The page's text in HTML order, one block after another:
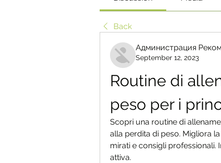
Back
Администрация
September 12, 2023
Routine di
peso per i
Scopri una routine di
alla perdita di peso. Migliora
mirati e consigli professionali.
attiva.